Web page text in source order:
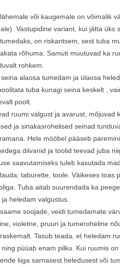
või kaugemale on võimalik
Vastupidine variant, kui jätta üks
on riskantsem, sest tuba
rõhuma. Samuti muutuvad ka
rohkem.
alaosa tumedam ja ülaosa
tuba kunagi seina keskelt ,
poolt.
ruumi valgust ja avarust, mõjuvad
ja sinakasrohelised seinad
Hele mööbel pääseb
diivanid ja toolid teevad juba
saavutamiseks tuleb kasutada
taburette, toole. Väikeses toas
Tuba aitab suurendada ka
heledam valgustus.
soojade, veidi tumedamate
violetne, pruun ja tumeroheline
Tasub teada, et heledam
püüab enam pilku. Kui ruumis on
liiga sarnasest heledusest või